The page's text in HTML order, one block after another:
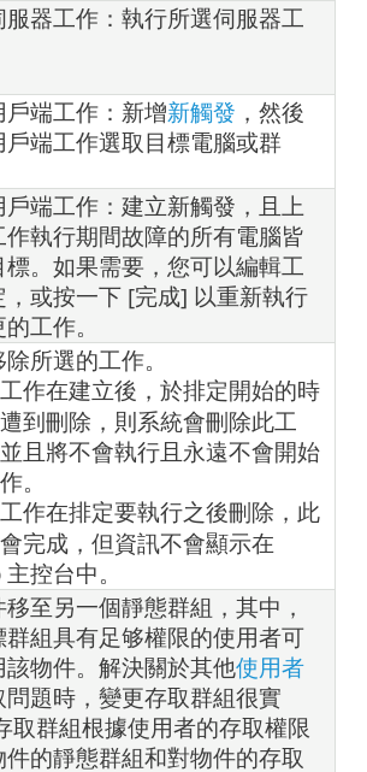
服器工作：執行所選伺服器工
戶端工作：新增新觸發 ，然後
戶端工作選取目標電腦或群
戶端工作：建立新觸發，且上
作執行期間故障的所有電腦皆
標。如果需要，您可以編輯工
，或按一下 [完成] 以重新執行
工作。
所選的工作。
作在建立後，於排定開始的時
到刪除，則系統會刪除此工
且將不會執行且永遠不會開始
。
作在排定要執行之後刪除，此
完成，但資訊不會顯示在
控台中。
至另一個靜態群組，其中，
群組具有足够權限的使用者可
該物件。解決關於其他使用者
問題時，變更存取群組很實
取群組根據使用者的存取權限
件的靜態群組和對物件的存取